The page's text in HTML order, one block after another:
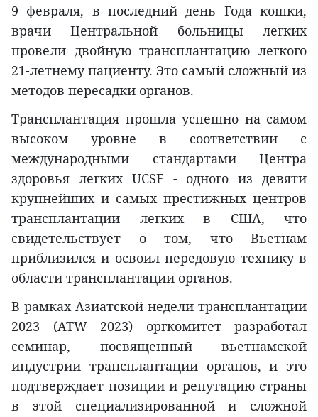
9 февраля, в последний день Года кошки,
врачи Центральной больницы легких
провели двойную трансплантацию легкого
21-летнему пациенту. Это самый сложный из
методов пересадки органов.
Трансплантация прошла успешно на самом
высоком уровне в соответствии с
международными стандартами Центра
здоровья легких UCSF - одного из девяти
крупнейших и самых престижных центров
трансплантации легких в США, что
свидетельствует о том, что Вьетнам
приблизился и освоил передовую технику в
области трансплантации органов.
В рамках Азиатской недели трансплантации
2023 (ATW 2023) оргкомитет разработал
семинар, посвященный вьетнамской
индустрии трансплантации органов, и это
подтверждает позиции и репутацию страны
в этой специализированной и сложной